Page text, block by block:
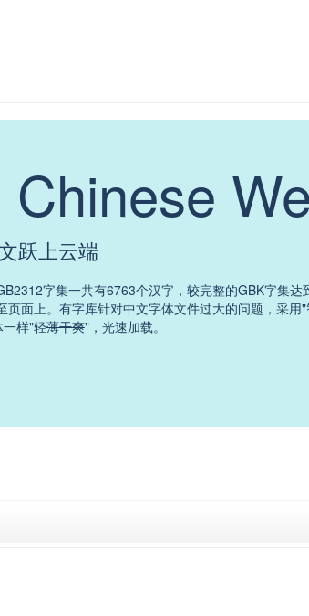
跃上云端
字集一共有6763个汉字，较完整的GBK字集
页面上。有字库针对中文字体文件过大的问题，采
样"轻薄干爽"，光速加载。